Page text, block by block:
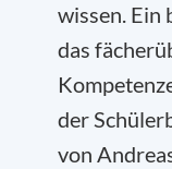
wissen. Ein
das
der
von